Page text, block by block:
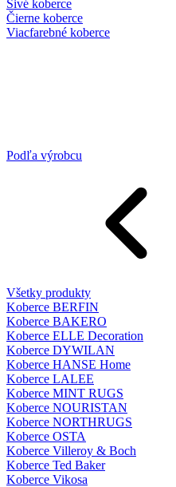
Sivé koberce
Čierne koberce
Viacfarebné koberce
Podľa výrobcu
Všetky produkty
Koberce BERFIN
Koberce BAKERO
Koberce ELLE Decoration
Koberce DYWILAN
Koberce HANSE Home
Koberce LALEE
Koberce MINT RUGS
Koberce NOURISTAN
Koberce NORTHRUGS
Koberce OSTA
Koberce Villeroy & Boch
Koberce Ted Baker
Koberce Vikosa